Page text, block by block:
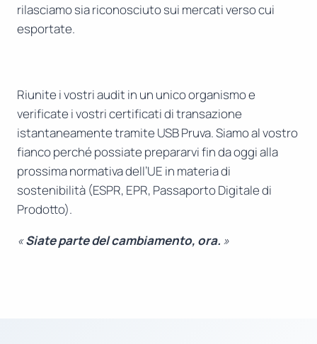
rilasciamo sia riconosciuto sui mercati verso cui
esportate.
Riunite i vostri audit in un unico organismo e
verificate i vostri certificati di transazione
istantaneamente tramite USB Pruva. Siamo al vostro
fianco perché possiate prepararvi fin da oggi alla
prossima normativa dell’UE in materia di
sostenibilità (ESPR, EPR, Passaporto Digitale di
Prodotto).
«Siate parte del cambiamento, ora. »